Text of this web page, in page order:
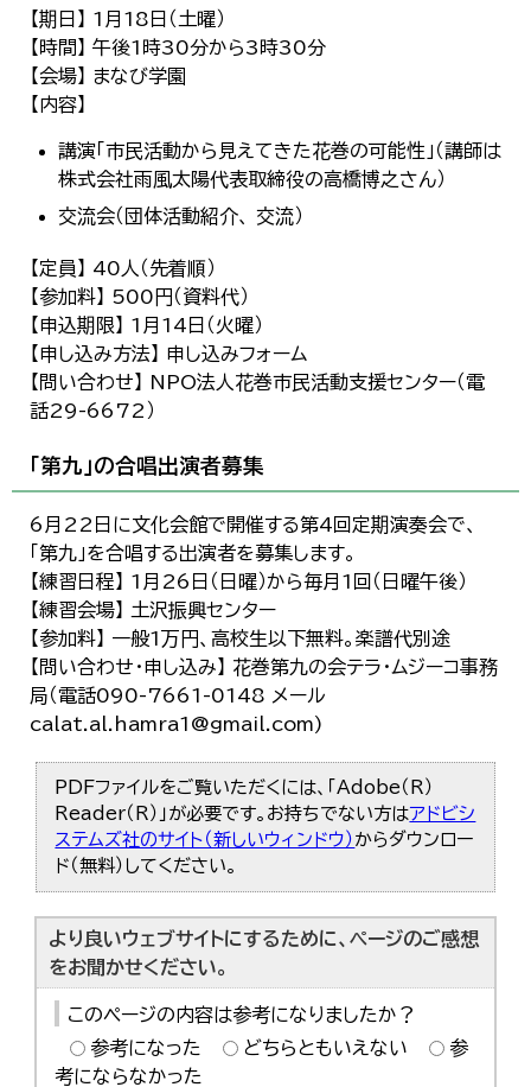
【期日】 1月18日（土曜）
【時間】 午後1時30分から3時30分
【会場】 まなび学園
【内容】
講演「市民活動から見えてきた花巻の可能性」（講師は
株式会社雨風太陽代表取締役の高橋博之さん）
交流会（団体活動紹介、 交流）
【定員】 40人（先着順）
【参加料】 500円（資料代）
【申込期限】 1月14日（火曜）
【申し込み方法】 申し込みフォーム
【問い合わせ】 NPO法人花巻市民活動支援センター（電
話29-6672）
「第九」の合唱出演者募集
6月22日に文化会館で開催する第4回定期演奏会で、
「第九」を合唱する出演者を募集します。
【練習日程】 1月26日（日曜）から毎月1回（日曜午後）
【練習会場】 土沢振興センター
【参加料】 一般1万円、高校生以下無料。楽譜代別途
【問い合わせ・申し込み】 花巻第九の会テラ・ムジーコ事務
局（電話090-7661-0148 メール
calat.al.hamra1@gmail.com)
PDFファイルをご覧いただくには、「Adobe（R）
Reader（R）」が必要です。お持ちでない方はアドビシ
ステムズ社のサイト（新しいウィンドウ） からダウンロー
ド（無料）してください。
より良いウェブサイトにするために、ページのご感想
をお聞かせください。
このページの内容は参考になりましたか？
参考になった
どちらともいえない
参
考にならなかった